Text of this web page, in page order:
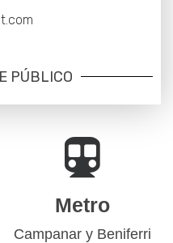
PÚBLICO
Metro
Campanar y Beniferri